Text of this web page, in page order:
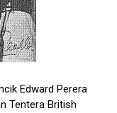
Edward Perera
Tentera British